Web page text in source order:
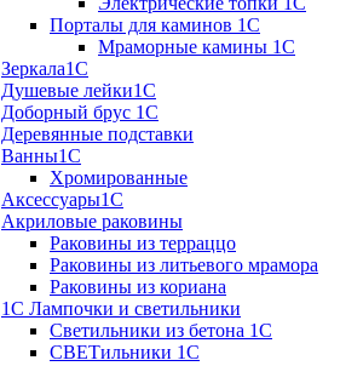
Порталы для каминов 1С
Мраморные камины 1C
Зеркала1С
Душевые лейки1С
Доборный брус 1С
Деревянные подставки
Ванны1С
Хромированные
Аксессуары1С
Акриловые раковины
Раковины из терраццо
Раковины из литьевого мрамора
Раковины из кориана
1С Лампочки и светильники
Светильники из бетона 1С
СВЕТильники 1С